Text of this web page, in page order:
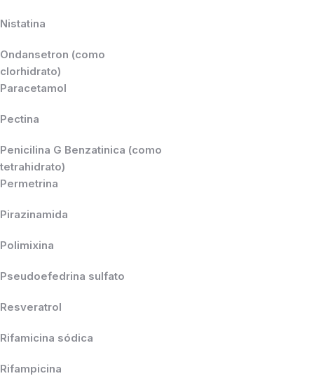
Nistatina
Ondansetron (como
clorhidrato)
Paracetamol
Pectina
Penicilina G Benzatinica (como
tetrahidrato)
Permetrina
Pirazinamida
Polimixina
Pseudoefedrina sulfato
Resveratrol
Rifamicina sódica
Rifampicina